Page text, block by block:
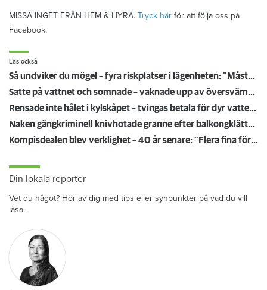
MISSA INGET FRÅN HEM & HYRA. Tryck här för att följa oss på
Facebook.
Läs också
Så undviker du mögel – fyra riskplatser i lägenheten: ”Måste städa bort”
Satte på vattnet och somnade – vaknade upp av översvämning hos grannen
Rensade inte hålet i kylskåpet – tvingas betala för dyr vattenskada
Naken gängkriminell knivhotade granne efter balkongklättring
Kompisdealen blev verklighet – 40 år senare: "Flera fina fördelar med att dela bostad"
Din lokala reporter
Vet du något? Hör av dig med tips eller synpunkter på vad du vill
läsa.